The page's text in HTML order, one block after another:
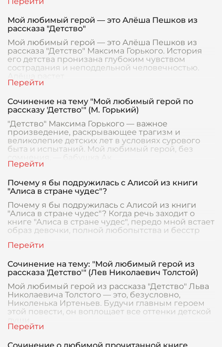
Мой любимый герой — это Алёша Пешков из
рассказа "Детство"
Мой любимый герой — это Алёша Пешков из
рассказа "Детство" Максима Горького. История
его детства пронизана глубоким чувством
сострадания и неподдельной человечностью.
Алёша растет
Сочинение на тему "Мой любимый герой по
рассказу 'Детство'" (М. Горький)
"Детство" Максима Горького — важное
произведение, раскрывающее трагизм и
великолепие детских лет в условиях сурового
быта и испытаний. Мой любимый герой, без
сомнения, — бабушка Ак
Почему я бы подружилась с Алисой из книги
"Алиса в стране чудес"?
Почему я бы подружилась с Алисой из книги
"Алиса в стране чудес"? Когда речь заходит о
книге "Алиса в стране чудес", передо мной встает
образ девочки, полной любопытства и бесстр
Сочинение на тему: "Мой любимый герой из
рассказа 'Детство'" (Лев Николаевич Толстой)
Мой любимый герой из рассказа "Детство" Льва
Николаевича Толстого — это, безусловно,
Николенька Иртеньев. Будучи главным героем
этой повести, он воплощает все оттенки детской